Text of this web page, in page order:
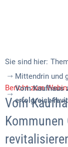
Sie sind hier:
Mittendrin und
Vom Kaufhaus
erfolgreich
Bericht zum
Vom